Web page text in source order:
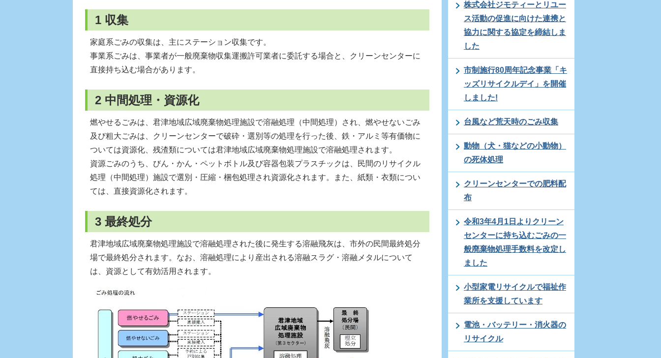
1 収集
家庭系ごみの収集は、主にステーション収集です。
事業系ごみは、事業者が一般廃棄物収集運搬許可業者に委託する場合と、クリーンセンターに
直接持ち込む場合があります。
2 中間処理・資源化
燃やせるごみは、君津地域広域廃棄物処理施設で溶融処理（中間処理）され、燃やせないごみ
及び粗大ごみは、クリーンセンターで破砕・選別等の処理を行った後、鉄・アルミ等有価物に
ついては資源化、残渣類については君津地域広域廃棄物処理施設で溶融処理されます。
資源ごみのうち、びん・かん・ペットボトル及び容器包装プラスチックは、民間のリサイクル
処理（中間処理）施設で選別・圧縮・梱包処理され資源化されます。また、紙類・衣類につい
ては、直接資源化されます。
3 最終処分
君津地域広域廃棄物処理施設で溶融処理された後に発生する溶融飛灰は、市外の民間最終処分
場で最終処分されます。なお、溶融処理により産出される溶融スラグ・溶融メタルについて
は、資源として有効活用されます。
株式会社ジモティーとリユー
ス活動の促進に向けた連携と
協力に関する協定を締結しま
した
市制施行80周年記念事業「キ
ッズリサイクルデイ」を開催
しました!
台風など荒天時のごみ収集
動物（犬・猫などの小動物）
の死体処理
クリーンセンターでの肥料配
布
令和3年4月1日よりクリーン
センターに持ち込むごみの一
般廃棄物処理手数料を改定し
ました
小型家電リサイクルで福祉作
業所を支援しています
電池・バッテリー・消火器の
リサイクル